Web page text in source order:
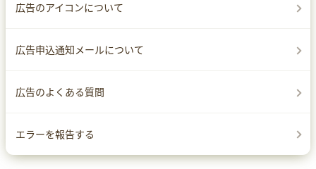
広告のアイコンについて
広告申込通知メールについて
広告のよくある質問
エラーを報告する